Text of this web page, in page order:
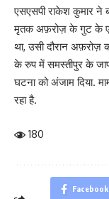
एसएसपी राकेश कुमार ने
मृतक अफ़रोज़ के गुट के
था, उसी दौरान अफ़रोज़
के रुप में समस्तीपुर के
घटना को अंजाम दिया.
रहा है.
180
Facebook